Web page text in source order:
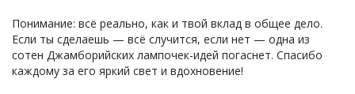
Понимание: всё реально, как и твой вклад в общее дело.
Если ты сделаешь — всё случится, если нет — одна из
сотен Джамборийских лампочек-идей погаснет. Спасибо
каждому за его яркий свет и вдохновение!